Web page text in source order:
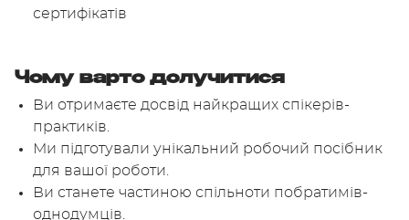
сертифікатів
Чому варто долучитися
Ви отримаєте досвід найкращих спікерів-
практиків.
Ми підготували унікальний робочий посібник
для вашої роботи.
Ви станете частиною спільноти побратимів-
однодумців.